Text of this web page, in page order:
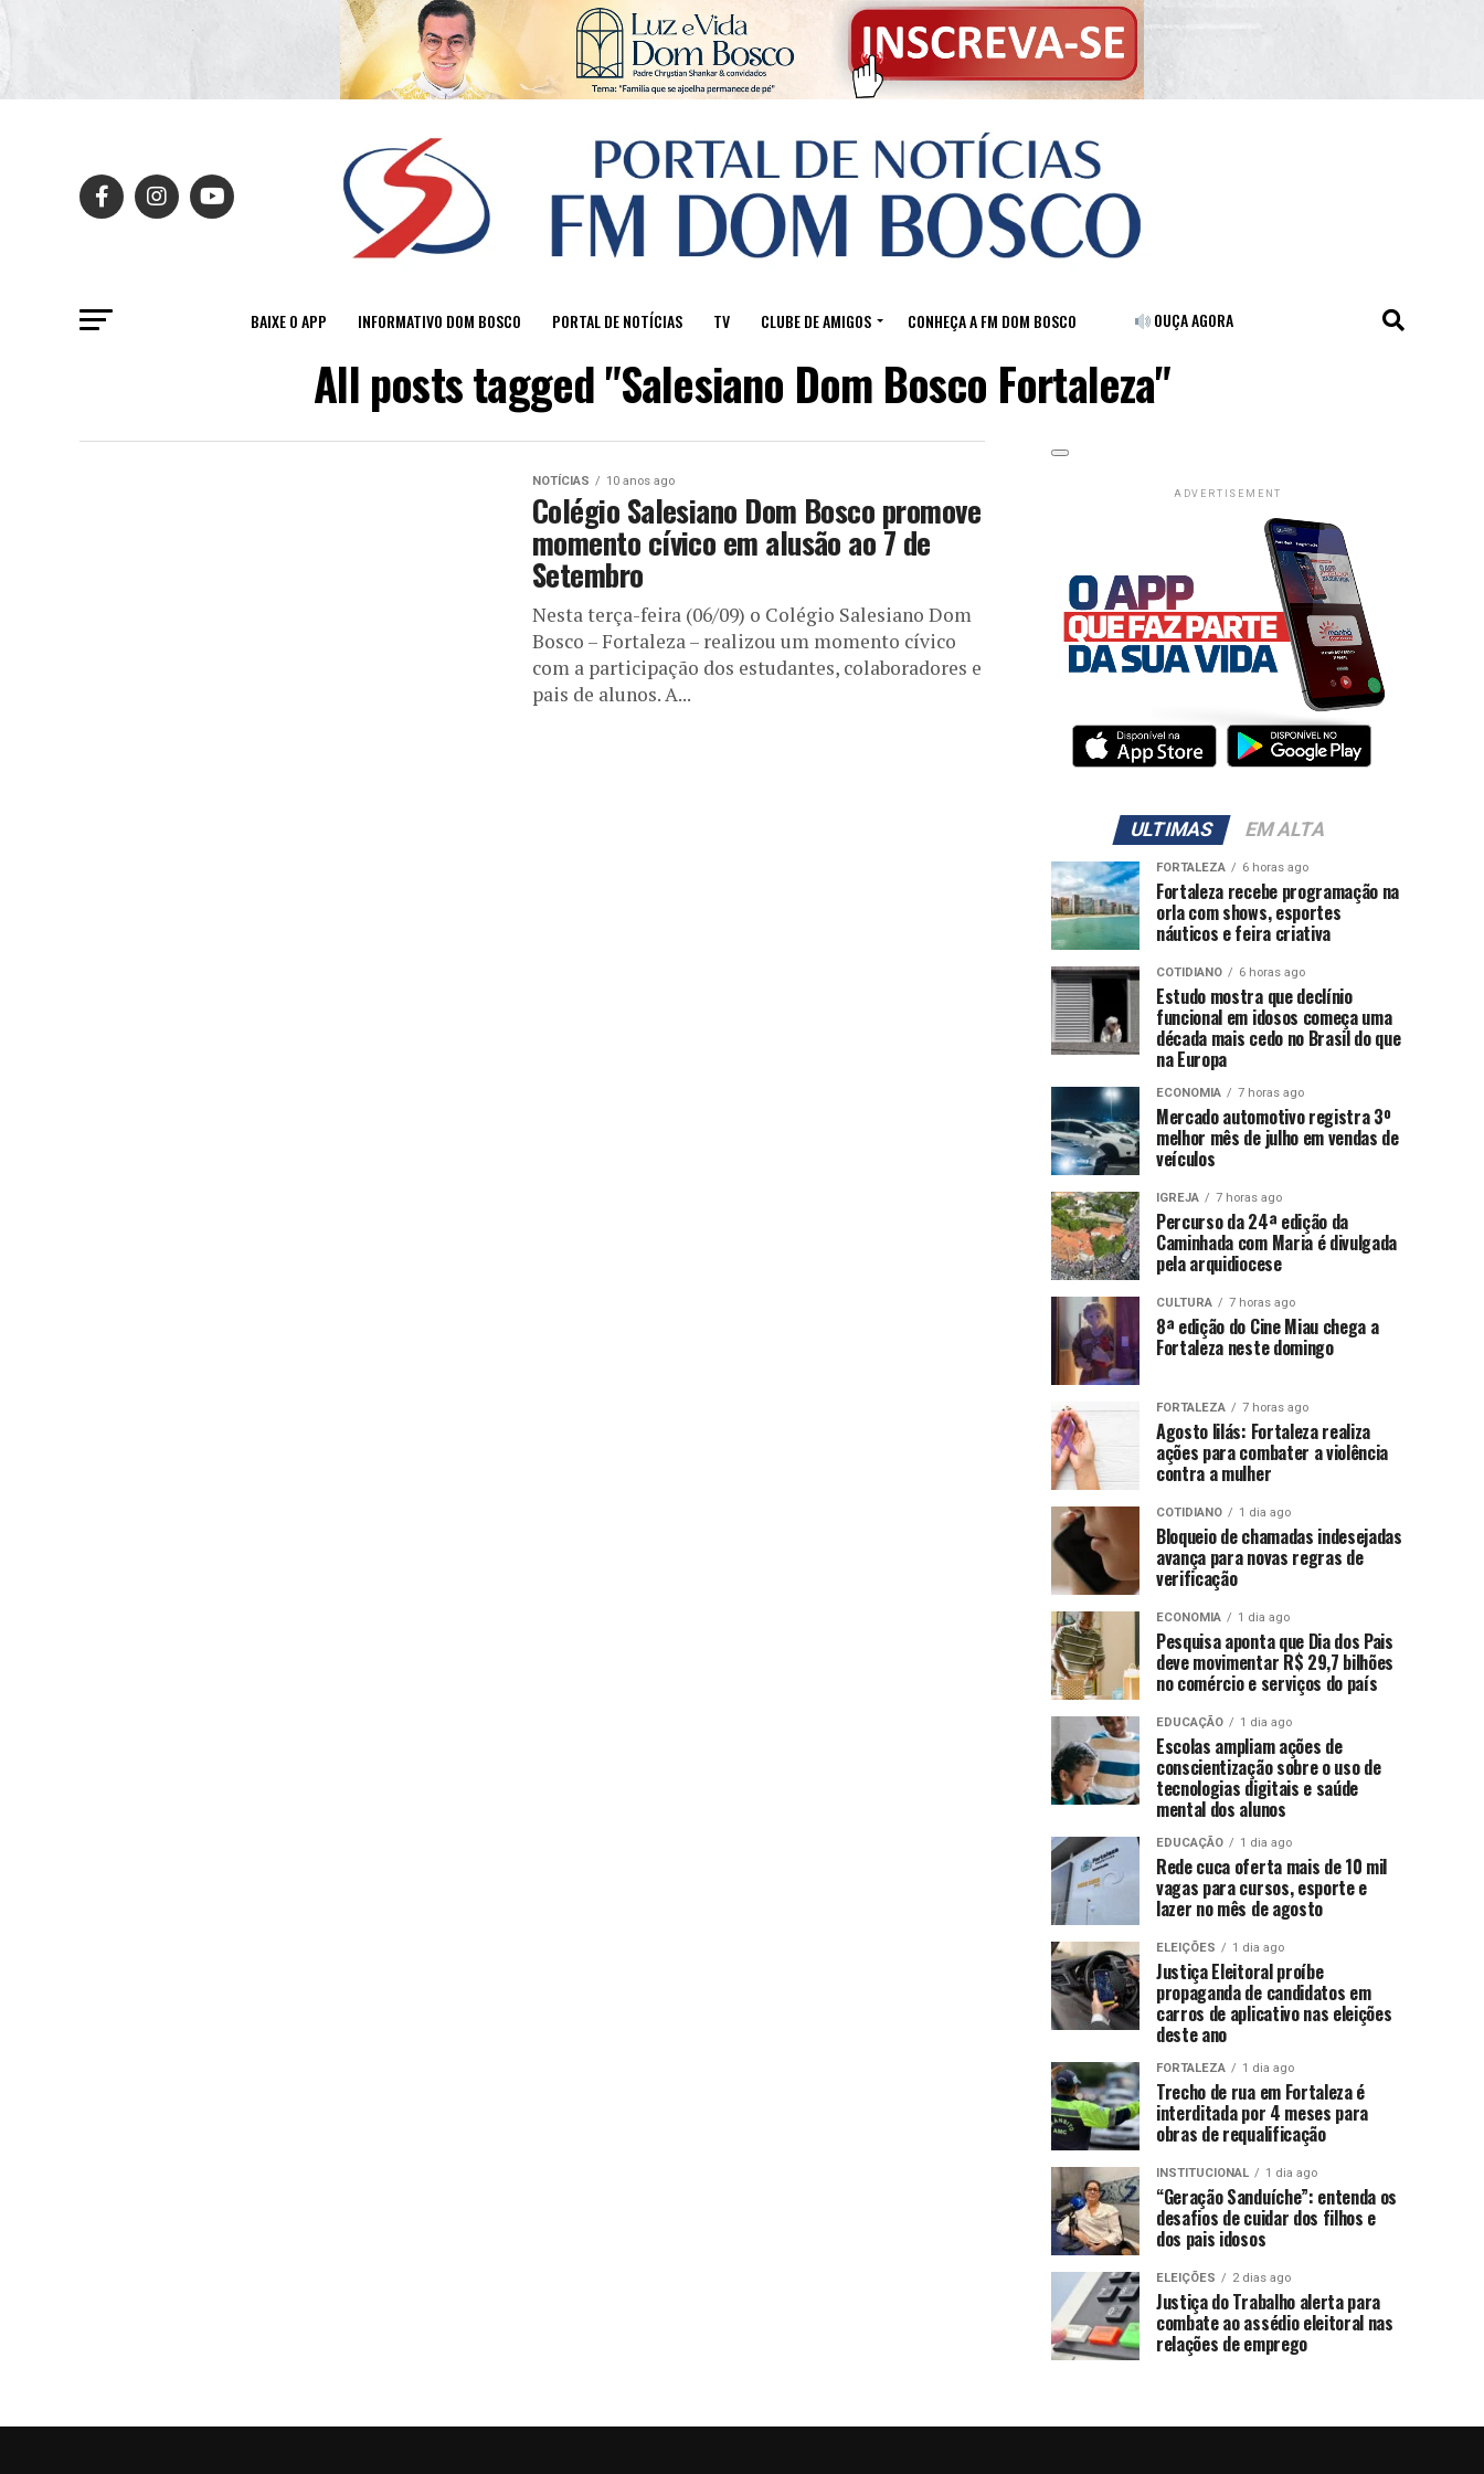
BAIXE O APP INFORMATIVO DOM BOSCO PORTAL DE NOTÍCIAS TV CLUBE DE AMIGOS CONHEÇA A FM DOM BOSCO OUÇA AGORA
All posts tagged "Salesiano Dom Bosco Fortaleza"
NOTÍCIAS 10 anos ago
Colégio Salesiano Dom Bosco promove
momento cívico em alusão ao 7 de
Setembro
Nesta terça-feira (06/09) o Colégio Salesiano Dom
Bosco – Fortaleza – realizou um momento cívico
com a participação dos estudantes, colaboradores e
pais de alunos. A...
ADVERTISEMENT
ULTIMAS EM ALTA
FORTALEZA 6 horas ago
Fortaleza recebe programação na
orla com shows, esportes
náuticos e feira criativa
COTIDIANO 6 horas ago
Estudo mostra que declínio
funcional em idosos começa uma
década mais cedo no Brasil do que
na Europa
ECONOMIA 7 horas ago
Mercado automotivo registra 3º
melhor mês de julho em vendas de
veículos
IGREJA 7 horas ago
Percurso da 24ª edição da
Caminhada com Maria é divulgada
pela arquidiocese
CULTURA 7 horas ago
8ª edição do Cine Miau chega a
Fortaleza neste domingo
FORTALEZA 7 horas ago
Agosto lilás: Fortaleza realiza
ações para combater a violência
contra a mulher
COTIDIANO 1 dia ago
Bloqueio de chamadas indesejadas
avança para novas regras de
verificação
ECONOMIA 1 dia ago
Pesquisa aponta que Dia dos Pais
deve movimentar R$ 29,7 bilhões
no comércio e serviços do país
EDUCAÇÃO 1 dia ago
Escolas ampliam ações de
conscientização sobre o uso de
tecnologias digitais e saúde
mental dos alunos
EDUCAÇÃO 1 dia ago
Rede cuca oferta mais de 10 mil
vagas para cursos, esporte e
lazer no mês de agosto
ELEIÇÕES 1 dia ago
Justiça Eleitoral proíbe
propaganda de candidatos em
carros de aplicativo nas eleições
deste ano
FORTALEZA 1 dia ago
Trecho de rua em Fortaleza é
interditada por 4 meses para
obras de requalificação
INSTITUCIONAL 1 dia ago
“Geração Sanduíche”: entenda os
desafios de cuidar dos filhos e
dos pais idosos
ELEIÇÕES 2 dias ago
Justiça do Trabalho alerta para
combate ao assédio eleitoral nas
relações de emprego